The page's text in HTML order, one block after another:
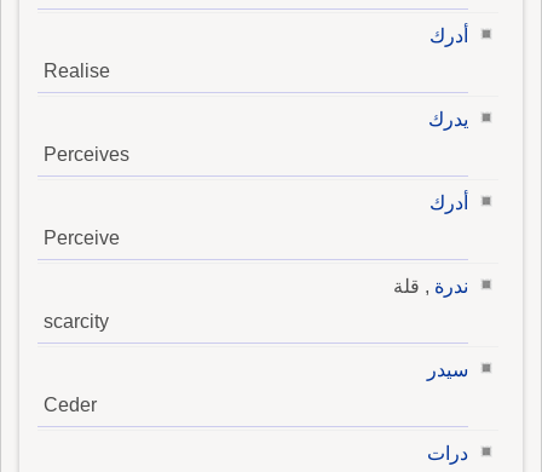
أدرك
Realise
يدرك
Perceives
أدرك
Perceive
ندرة , قلة
scarcity
سيدر
Ceder
درات